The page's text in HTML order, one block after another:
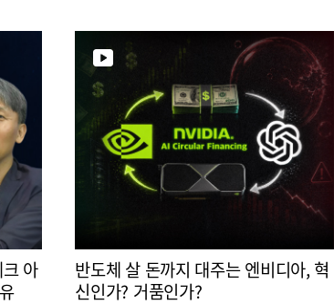
아
반도체 살 돈까지 대주는 엔비디아, 혁
신인가? 거품인가?